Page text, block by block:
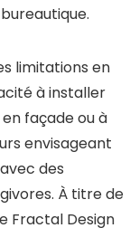
limitations en
à installer
façade ou à
envisageant
des
À titre de
Fractal Design